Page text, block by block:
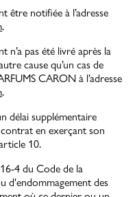
être notifiée à l’adresse
.
n’a pas été livré après la
cause qu’un cas de
CARON à l’adresse
.
délai supplémentaire
en exerçant son
10.
4 du Code de la
d'endommagement des